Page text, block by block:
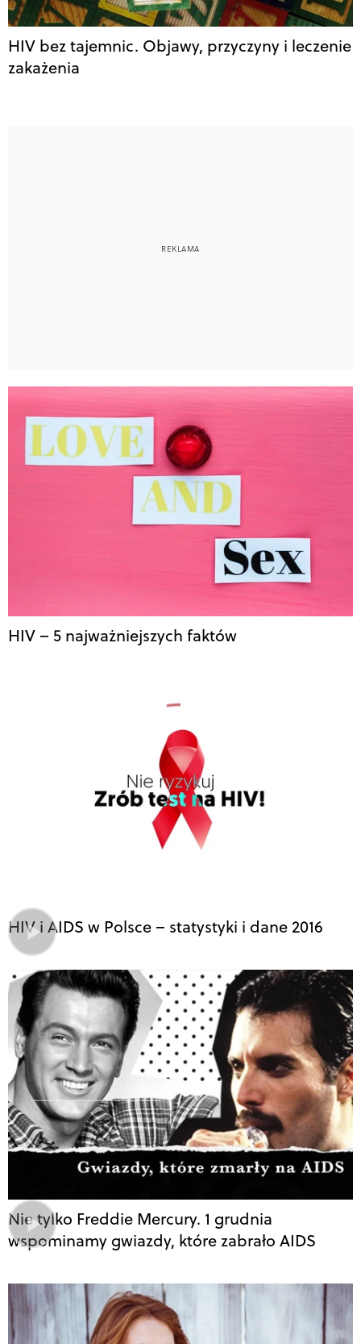
HIV bez tajemnic. Objawy, przyczyny i leczenie
zakażenia
HIV – 5 najważniejszych faktów
HIV i AIDS w Polsce – statystyki i dane 2016
Nie tylko Freddie Mercury. 1 grudnia
wspominamy gwiazdy, które zabrało AIDS